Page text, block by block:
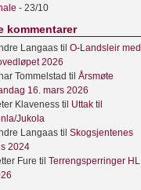
- 23/10
kommentarer
Langaastil O-Landsleir med
2026
Tommelstad til Årsmøte
16. mars 2026
Klavenesstil Uttak til
Jukola
Langaastil Skogsjentenes
2024
Fure til Terrengsperringer HL